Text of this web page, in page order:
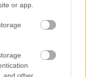
or app.
and other
18:00